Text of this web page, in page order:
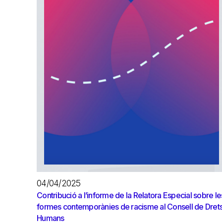
04/04/2025
Contribució a l’informe de la Relatora Especial sobre
formes contemporànies de racisme al Consell de
Humans